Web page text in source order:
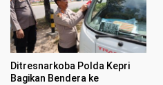
Ditresnarkoba Polda Kepri
Bagikan Bendera ke